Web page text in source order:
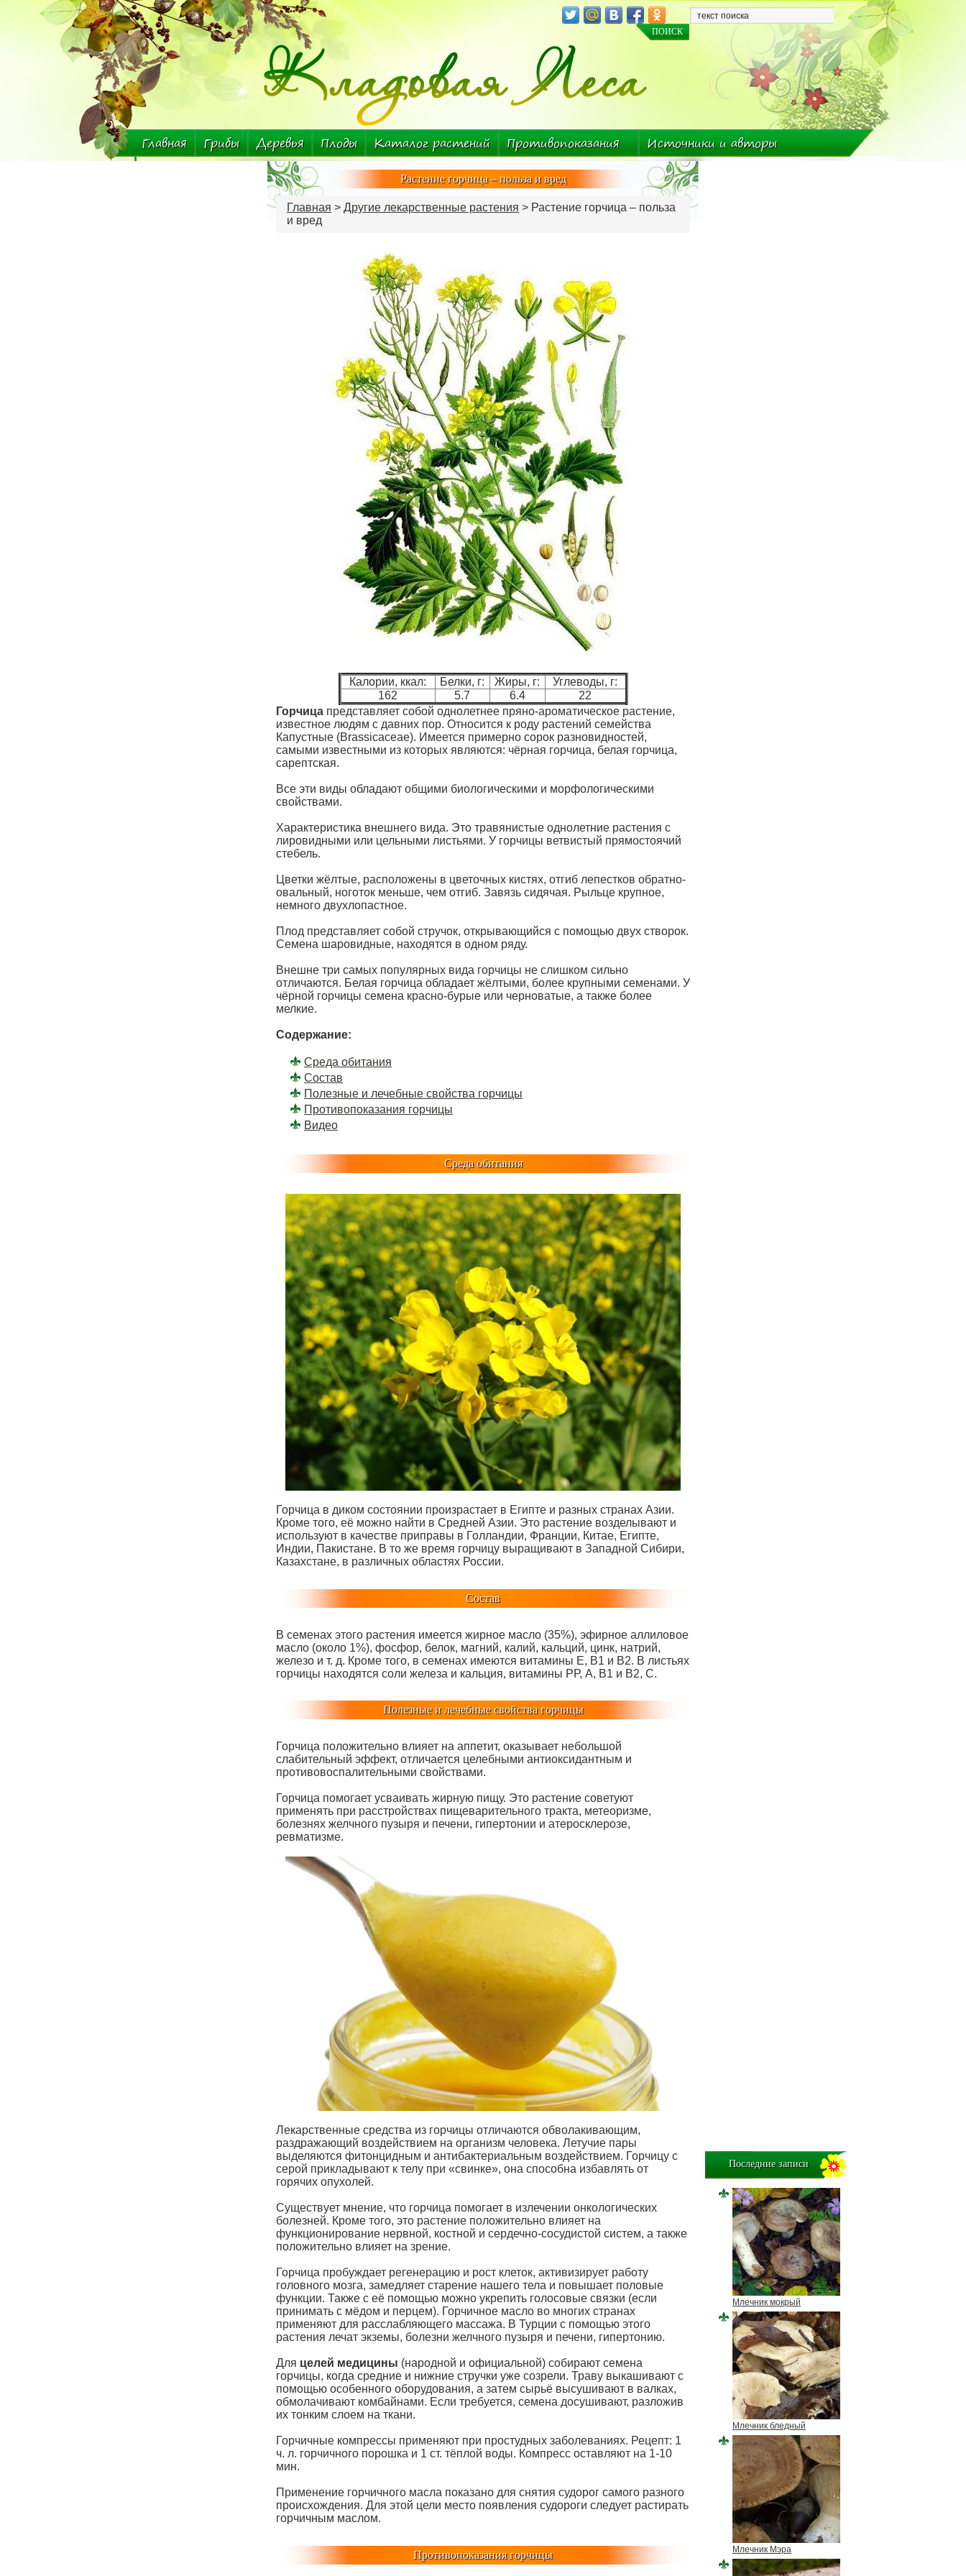
Главная Грибы Деревья Плоды Каталог растений
Противопоказания
Болезнь-растение
Источники и авторы
Комнатные растения
Растение горчица – польза и вред
Главная > Другие лекарственные растения > Растение горчица – польза
и вред
Калории, ккал: Белки, г: Жиры, г:
Углеводы, г:
162
5.7 6.4
22
Горчица представляет собой однолетнее пряно-ароматическое растение,
известное людям с давних пор. Относится к роду растений семейства
Капустные (Brassicaceae). Имеется примерно сорок разновидностей,
самыми известными из которых являются: чёрная горчица, белая горчица,
сарептская.
Все эти виды обладают общими биологическими и морфологическими
свойствами.
Характеристика внешнего вида. Это травянистые однолетние растения с
лировидными или цельными листьями. У горчицы ветвистый прямостоячий
стебель.
Цветки жёлтые, расположены в цветочных кистях, отгиб лепестков обратно-
овальный, ноготок меньше, чем отгиб. Завязь сидячая. Рыльце крупное,
немного двухлопастное.
Плод представляет собой стручок, открывающийся с помощью двух створок.
Семена шаровидные, находятся в одном ряду.
Внешне три самых популярных вида горчицы не слишком сильно
отличаются. Белая горчица обладает жёлтыми, более крупными семенами. У
чёрной горчицы семена красно-бурые или черноватые, а также более
мелкие.
Содержание:
Среда обитания
Cостав
Полезные и лечебные свойства горчицы
Противопоказания горчицы
Видео
Среда обитания
Горчица в диком состоянии произрастает в Египте и разных странах Азии.
Кроме того, её можно найти в Средней Азии. Это растение возделывают и
используют в качестве приправы в Голландии, Франции, Китае, Египте,
Индии, Пакистане. В то же время горчицу выращивают в Западной Сибири,
Казахстане, в различных областях России.
Состав
В семенах этого растения имеется жирное масло (35%), эфирное аллиловое
масло (около 1%), фосфор, белок, магний, калий, кальций, цинк, натрий,
железо и т. д. Кроме того, в семенах имеются витамины Е, В1 и В2. В листьях
горчицы находятся соли железа и кальция, витамины РР, А, В1 и В2, С.
Полезные и лечебные свойства горчицы
Горчица положительно влияет на аппетит, оказывает небольшой
слабительный эффект, отличается целебными антиоксидантным и
противовоспалительными свойствами.
Горчица помогает усваивать жирную пищу. Это растение советуют
применять при расстройствах пищеварительного тракта, метеоризме,
болезнях желчного пузыря и печени, гипертонии и атеросклерозе,
ревматизме.
Лекарственные средства из горчицы отличаются обволакивающим,
раздражающий воздействием на организм человека. Летучие пары
выделяются фитонцидным и антибактериальным воздействием. Горчицу с
серой прикладывают к телу при «свинке», она способна избавлять от
горячих опухолей.
Существует мнение, что горчица помогает в излечении онкологических
болезней. Кроме того, это растение положительно влияет на
функционирование нервной, костной и сердечно-сосудистой систем, а также
положительно влияет на зрение.
Горчица пробуждает регенерацию и рост клеток, активизирует работу
головного мозга, замедляет старение нашего тела и повышает половые
функции. Также с её помощью можно укрепить голосовые связки (если
принимать с мёдом и перцем). Горчичное масло во многих странах
применяют для расслабляющего массажа. В Турции с помощью этого
растения лечат экземы, болезни желчного пузыря и печени, гипертонию.
Для целей медицины (народной и официальной) собирают семена
горчицы, когда средние и нижние стручки уже созрели. Траву выкашивают с
помощью особенного оборудования, а затем сырьё высушивают в валках,
обмолачивают комбайнами. Если требуется, семена досушивают, разложив
их тонким слоем на ткани.
Горчичные компрессы применяют при простудных заболеваниях. Рецепт: 1
ч. л. горчичного порошка и 1 ст. тёплой воды. Компресс оставляют на 1-10
мин.
Применение горчичного масла показано для снятия судорог самого разного
происхождения. Для этой цели место появления судороги следует растирать
горчичным маслом.
Противопоказания горчицы
Последние записи
Млечник мокрый
Млечник бледный
Млечник Мэра